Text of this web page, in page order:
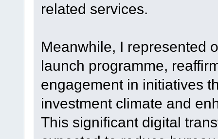
related services.
Meanwhile, I represented
launch programme,
engagement in initiatives
investment climate and
This significant digital